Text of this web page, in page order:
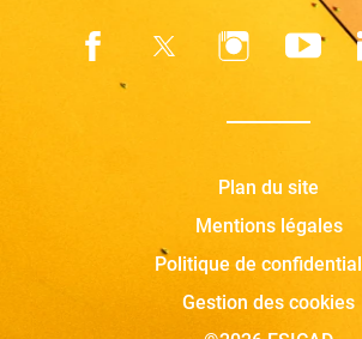
Plan du site
Mentions légales
Politique de
Gestion des cookies